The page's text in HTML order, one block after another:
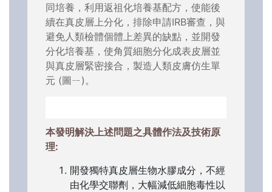
同培養，利用返祖化培養基配方，使能後
續在真皮層上分化，排除申請IRB審查，與
避免人類檢體個體上差異的缺點，並開發
分化培養基，使角質細胞分化成表皮層並
與真皮層緊密接合，製造人類皮膚仿生單
元 (圖ㄧ)。
本發明解決上述問題之具體作法及技術原
理:
開發獨特真皮層生物水膠成分，不經
由化學交聯劑，大幅減低細胞毒性以